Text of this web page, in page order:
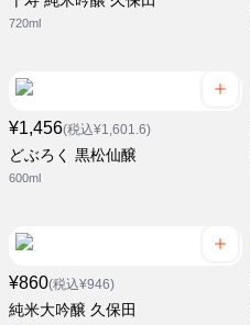
720ml
¥1,456(税込¥1,601.6)
どぶろく 黒松仙醸
600ml
¥860(税込¥946)
純米大吟醸 久保田